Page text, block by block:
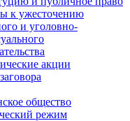
к ужесточению
и уголовно-
акции
общество
режим